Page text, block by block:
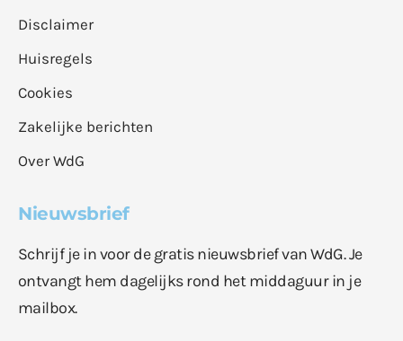
Disclaimer
Huisregels
Cookies
Zakelijke berichten
Over WdG
Nieuwsbrief
Schrijf je in voor de gratis nieuwsbrief van WdG. Je
ontvangt hem dagelijks rond het middaguur in je
mailbox.